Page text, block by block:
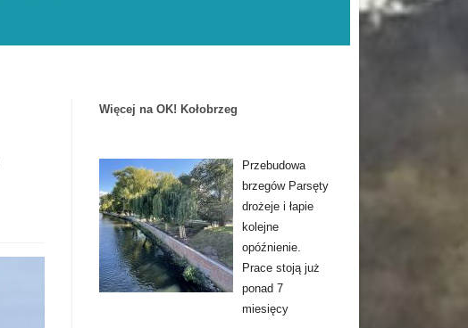
Więcej na OK! Kołobrzeg
Przebudowa
brzegów Parsęty
drożeje i łapie
kolejne
opóźnienie.
Prace stoją już
ponad 7
miesięcy